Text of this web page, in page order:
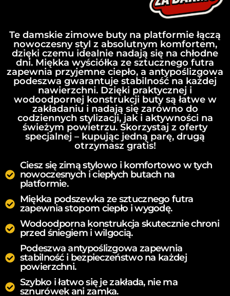
Te damskie zimowe buty na platformie łączą
nowoczesny styl z absolutnym komfortem,
dzięki czemu idealnie nadają się na chłodne
dni. Miękka wyściółka ze sztucznego futra
zapewnia przyjemne ciepło, a antypoślizgowa
podeszwa gwarantuje stabilność na każdej
nawierzchni. Dzięki praktycznej i
wodoodpornej konstrukcji buty są łatwe w
zakładaniu i nadają się zarówno do
codziennych stylizacji, jak i aktywności na
świeżym powietrzu. Skorzystaj z oferty
specjalnej – kupując jedną parę, drugą
otrzymasz gratis!
Ciesz się zimą stylowo i komfortowo w tych
nowoczesnych i ciepłych butach na
platformie.
Miękka podszewka ze sztucznego futra
zapewnia stopom ciepło i wygodę.
Wodoodporna konstrukcja skutecznie chroni
przed śniegiem i wilgocią.
Podeszwa antypoślizgowa zapewnia
stabilność i bezpieczeństwo na każdej
powierzchni.
Szybko i łatwo się je zakłada, nie ma
sznurówek ani zamka.